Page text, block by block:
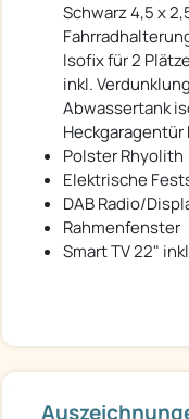
Schwarz 4,5 x
Isofix für 2
inkl.
Abwassertank
Polster Rhyolith
Elektrische
DAB Radio/
Rahmenfenster
Smart TV 22"